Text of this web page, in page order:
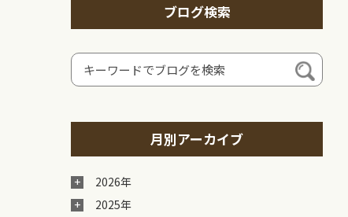
ブログ検索
月別アーカイブ
2026年
2025年